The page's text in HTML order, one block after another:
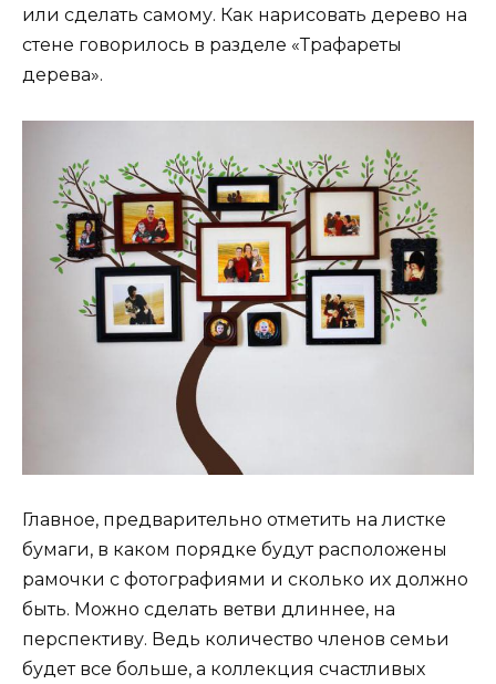
или сделать самому. Как нарисовать дерево на
стене говорилось в разделе «Трафареты
дерева».
Главное, предварительно отметить на листке
бумаги, в каком порядке будут расположены
рамочки с фотографиями и сколько их должно
быть. Можно сделать ветви длиннее, на
перспективу. Ведь количество членов семьи
будет все больше, а коллекция счастливых